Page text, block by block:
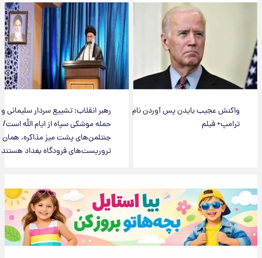
واکنش عجیب بایدن پس آوردن نام
ترامپ+ فیلم
رهبر انقلاب: تشییع سردار سلیمانی و
حمله موشکی سپاه از ایام الله است/
جنتلمن‌های پشت میز مذاکره، همان
تروریست‌های فرودگاه بغداد هستند